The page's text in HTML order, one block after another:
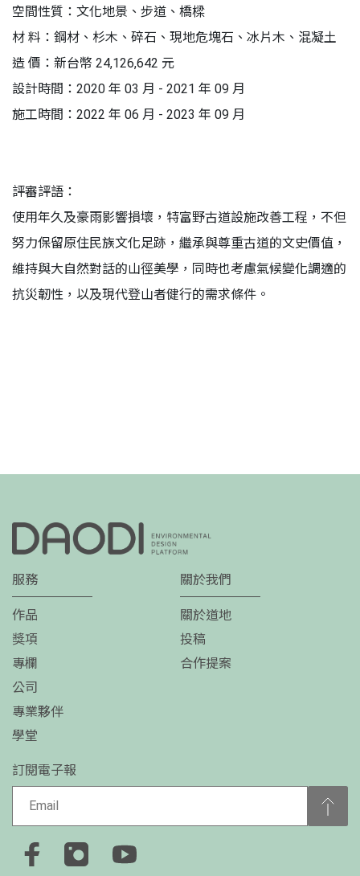
空間性質：文化地景、步道、橋樑
材 料：鋼材、杉木、碎石、現地危塊石、冰片木、混凝土
造 價：新台幣 24,126,642 元
設計時間：2020 年 03 月 - 2021 年 09 月
施工時間：2022 年 06 月 - 2023 年 09 月
評審評語：
使用年久及豪雨影響損壞，特富野古道設施改善工程，不但
努力保留原住民族文化足跡，繼承與尊重古道的文史價值，
維持與大自然對話的山徑美學，同時也考慮氣候變化調適的
抗災韌性，以及現代登山者健行的需求條件。
服務
作品
獎項
專欄
公司
專業夥伴
學堂
關於我們
關於道地
投稿
合作提案
訂閱電子報